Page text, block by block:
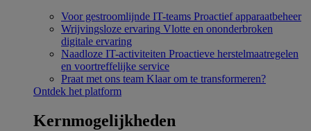
Voor gestroomlijnde IT-teams Proactief apparaatbeheer
Wrijvingsloze ervaring Vlotte en ononderbroken
digitale ervaring
Naadloze IT-activiteiten Proactieve herstelmaatregelen
en voortreffelijke service
Praat met ons team Klaar om te transformeren?
Ontdek het platform
Kernmogelijkheden